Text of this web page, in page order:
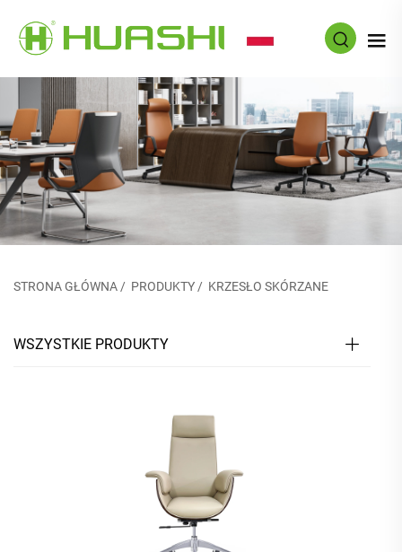
STRONA GŁÓWNA / PRODUKTY / KRZESŁO SKÓRZANE
WSZYSTKIE PRODUKTY